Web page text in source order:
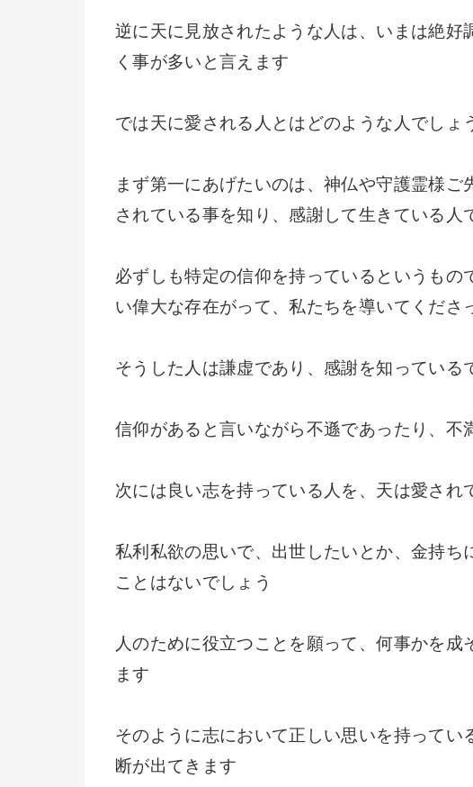
逆に天に見放されたような人は、いまは絶
く事が多いと言えます
では天に愛される人とはどのような人でしょ
まず第一にあげたいのは、神仏や守護霊様
されている事を知り、感謝して生きている人
必ずしも特定の信仰を持っているというも
い偉大な存在がって、私たちを導いてくださ
そうした人は謙虚であり、感謝を知っている
信仰があると言いながら不遜であったり、不
次には良い志を持っている人を、天は愛され
私利私欲の思いで、出世したいとか、金持ち
ことはないでしょう
人のために役立つことを願って、何事かを
ます
そのように志において正しい思いを持ってい
断が出てきます